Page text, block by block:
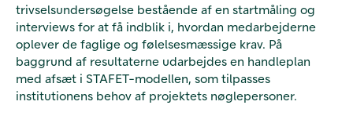
trivselsundersøgelse bestående af en startmåling og
interviews for at få indblik i, hvordan medarbejderne
oplever de faglige og følelsesmæssige krav. På
baggrund af resultaterne udarbejdes en handleplan
med afsæt i STAFET-modellen, som tilpasses
institutionens behov af projektets nøglepersoner.